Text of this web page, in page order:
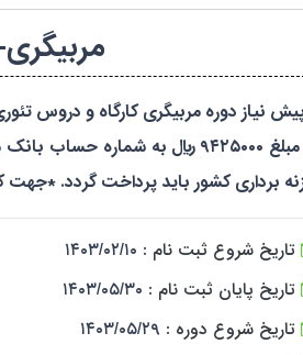
مربیگری-کراس فیت-
نیاز دوره مربیگری کارگاه و دروس
برداری کشور باید پرداخت گردد. *جهت کسب
تاریخ شروع ثبت نام : ۱۴۰۳/۰۲/۱۰
تاریخ پایان ثبت نام : ۱۴۰۳/۰۵/۳۰
تاریخ شروع دوره : ۱۴۰۳/۰۵/۲۹